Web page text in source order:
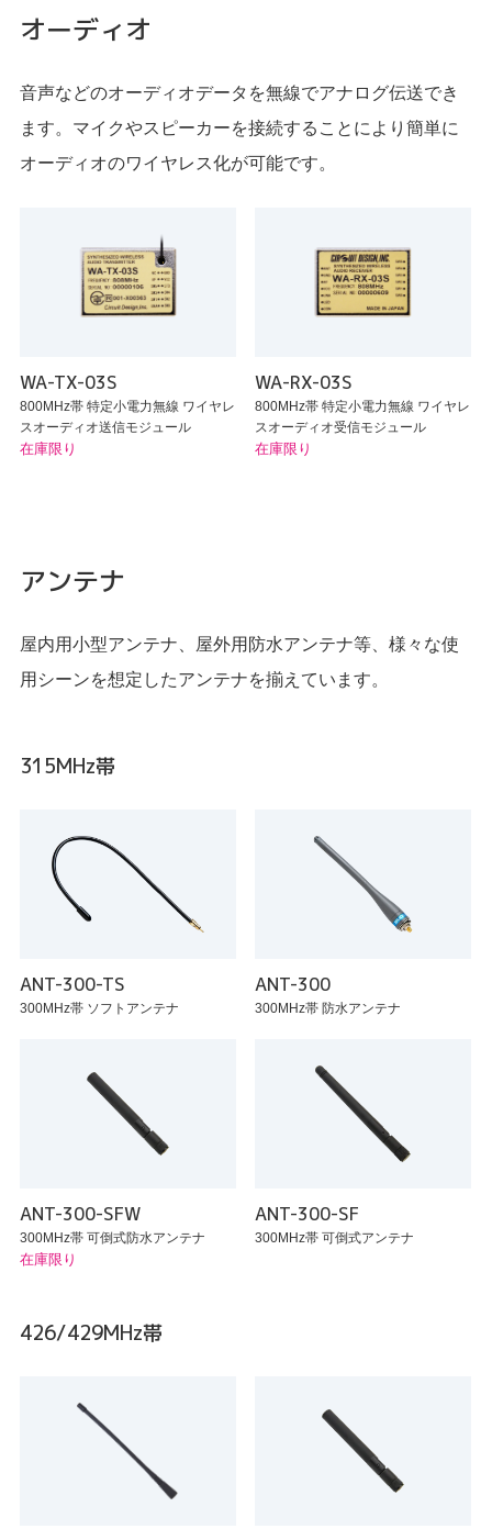
オーディオ
音声などのオーディオデータを無線でアナログ伝送でき
ます。マイクやスピーカーを接続することにより簡単に
オーディオのワイヤレス化が可能です。
WA-TX-03S
800MHz帯 特定小電力無線 ワイヤレ
スオーディオ送信モジュール
在庫限り
WA-RX-03S
800MHz帯 特定小電力無線 ワイヤレ
スオーディオ受信モジュール
在庫限り
アンテナ
屋内用小型アンテナ、屋外用防水アンテナ等、様々な使
用シーンを想定したアンテナを揃えています。
315MHz帯
ANT-300-TS
300MHz帯 ソフトアンテナ
ANT-300
300MHz帯 防水アンテナ
ANT-300-SFW
300MHz帯 可倒式防水アンテナ
在庫限り
ANT-300-SF
300MHz帯 可倒式アンテナ
426/429MHz帯